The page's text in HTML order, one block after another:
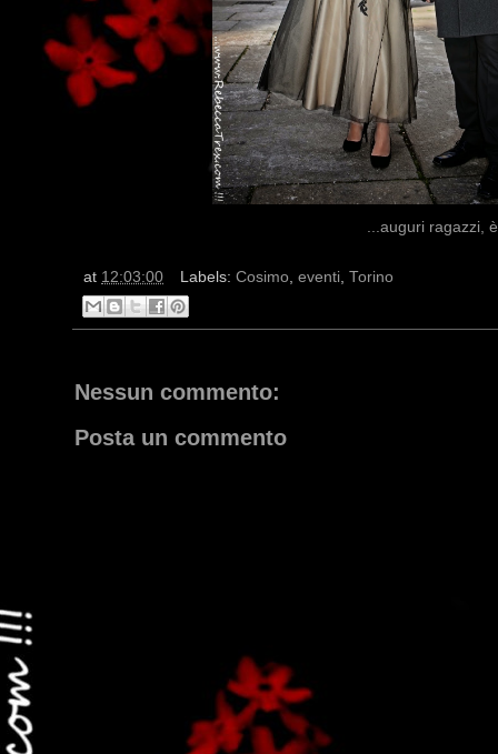
...auguri ragazzi,
at 12:03:00 Labels: Cosimo, eventi, Torino
Nessun commento:
Posta un commento